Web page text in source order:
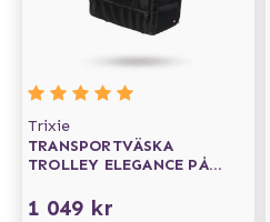
Trixie
TRANSPORTVÄSKA
TROLLEY ELEGANCE PÅ
1 049 kr